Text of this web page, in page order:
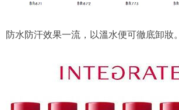
防水防汗效果一流，以溫水便可徹底卸妝。